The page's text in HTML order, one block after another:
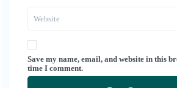
Save my name, email, and website in this
time I comment.